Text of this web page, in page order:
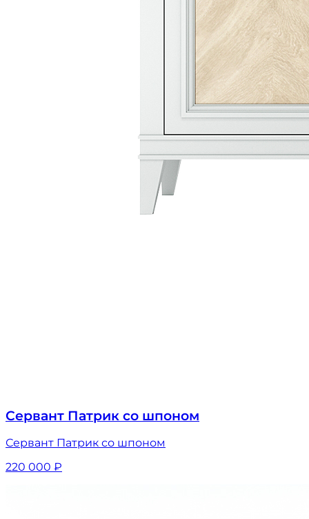
Сервант Патрик со шпоном
Сервант Патрик со шпоном
220 000 ₽